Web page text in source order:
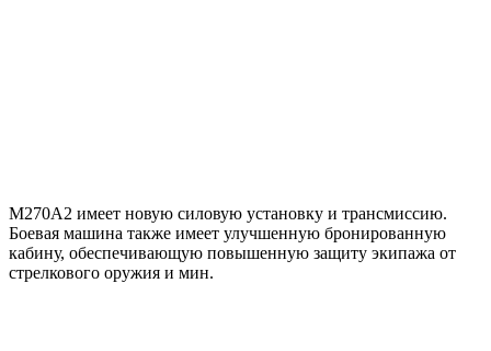
M270A2 имеет новую силовую установку и трансмиссию.
Боевая машина также имеет улучшенную бронированную
кабину, обеспечивающую повышенную защиту экипажа от
стрелкового оружия и мин.